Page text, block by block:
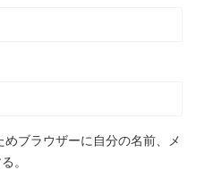
ブラウザーに自分の名前、メ
。